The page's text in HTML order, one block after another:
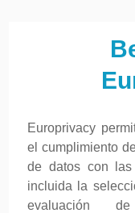
Europrivacy
el cumplimiento
de datos con las
incluida la
evaluación